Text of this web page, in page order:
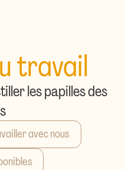
travail
les papilles des
avec nous